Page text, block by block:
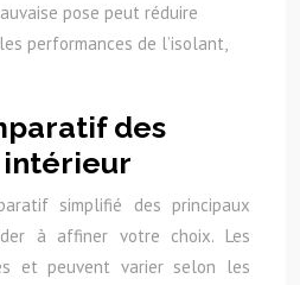
pose peut réduire
performances de l’isolant,
des
intérieur
simplifié des principaux
à affiner votre choix. Les
et peuvent varier selon les